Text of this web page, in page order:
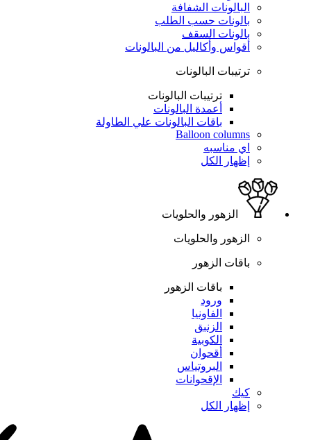
البالونات الشفافة
بالونات حسب الطلب
بالونات السقف
أقواس وأكاليل من البالونات
ترتيبات البالونات
ترتيبات البالونات
أعمدة البالونات
باقات البالونات علي الطاولة
Balloon columns
اي مناسبه
إظهار الكل
الزهور والحلويات
الزهور والحلويات
باقات الزهور
باقات الزهور
ورود
الفاونيا
الزنبق
الكوبية
أقحوان
البروتياس
الإقحوانات
كيك
إظهار الكل